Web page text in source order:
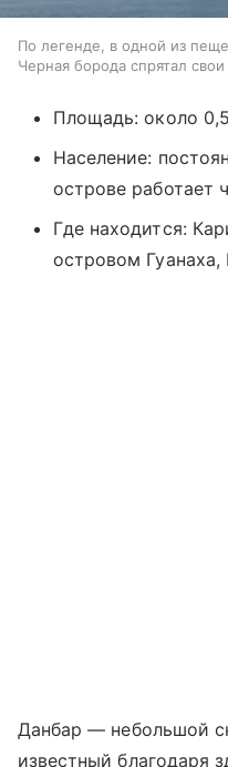
По легенде, в одной из
Черная борода спрятал
Площадь: около
Население:
острове работает
Где находится:
островом Гуанаха,
Данбар — небольшой
известный благодаря